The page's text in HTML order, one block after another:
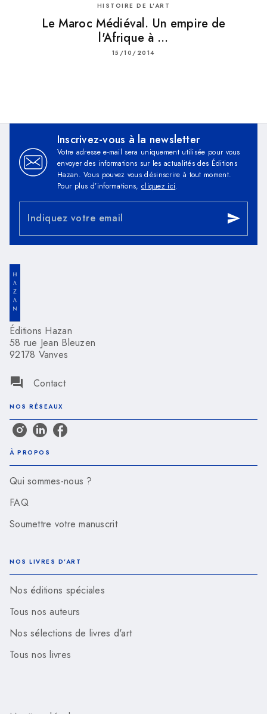
HISTOIRE DE L'ART
Le Maroc Médiéval. Un empire de
l'Afrique à …
15/10/2014
Inscrivez-vous à la newsletter
Votre adresse e-mail sera uniquement utilisée pour vous
envoyer des informations sur les actualités des Éditions
Hazan. Vous pouvez vous désinscrire à tout moment.
Pour plus d’informations, cliquez ici.
Indiquez votre email send
Éditions Hazan
58 rue Jean Bleuzen
92178 Vanves
question_answer Contact
NOS RÉSEAUX
À PROPOS
Qui sommes-nous ?
FAQ
Soumettre votre manuscrit
NOS LIVRES D'ART
Nos éditions spéciales
Tous nos auteurs
Nos sélections de livres d'art
Tous nos livres